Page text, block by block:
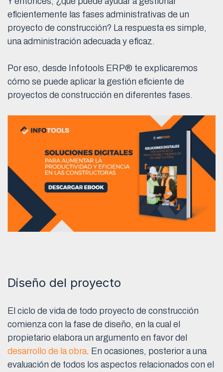
eficientemente las fases administrativas de un
proyecto de construcción? La respuesta es simple,
una administración adecuada y eficaz.
Por eso, desde Infotools ERP® te explicaremos
cómo se puede aplicar la gestión eficiente de
proyectos de construcción en diferentes fases.
Diseño del proyecto
El ciclo de vida de todo proyecto de construcción
comienza con la fase de diseño, en la cual el
propietario elabora un argumento en favor del
desarrollo de la obra. En ocasiones, posterior a una
evaluación de todos los aspectos relacionados con el